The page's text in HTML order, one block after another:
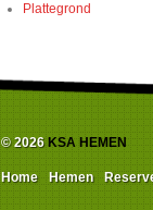
Plattegrond
Home Hemen
© 2026 KSA HEMEN